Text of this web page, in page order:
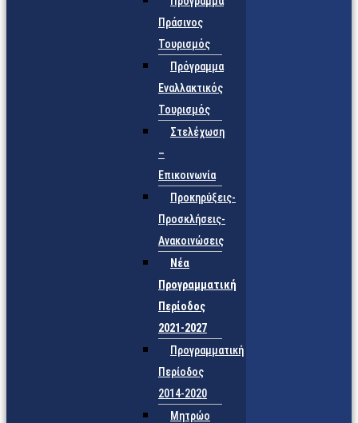
Πράσινος
Τουρισμός
Πρόγραμμα
Εναλλακτικός
Τουρισμός
Στελέχωση
–
Επικοινωνία
Προκηρύξεις-
Προσκλήσεις-
Ανακοινώσεις
Νέα
Προγραμματική
Περίοδος
2021-2027
Προγραμματική
Περίοδος
2014-2020
Μητρώο